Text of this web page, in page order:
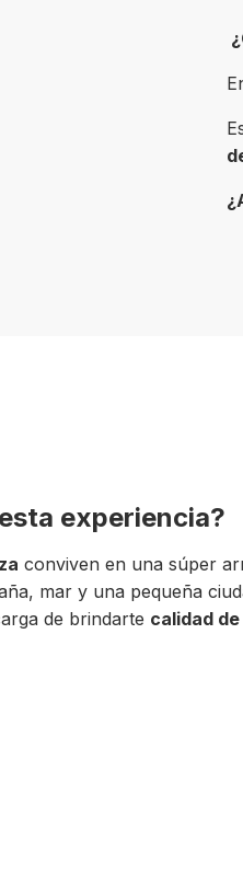
experiencia?
conviven en una súper
mar y una pequeña
de brindarte calidad